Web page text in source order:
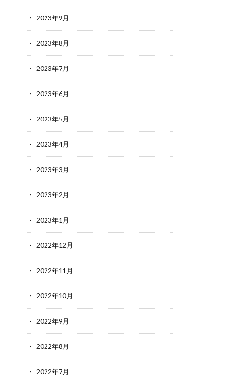
2023年9月
2023年8月
2023年7月
2023年6月
2023年5月
2023年4月
2023年3月
2023年2月
2023年1月
2022年12月
2022年11月
2022年10月
2022年9月
2022年8月
2022年7月